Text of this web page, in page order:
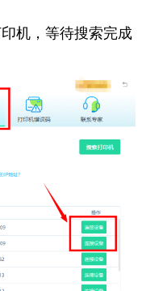
机，等待搜索完成